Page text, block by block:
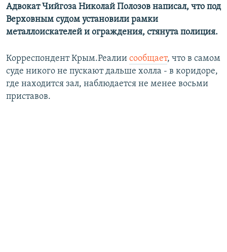
Адвокат Чийгоза Николай Полозов написал, что под
Верховным судом установили рамки
металлоискателей и ограждения, стянута полиция.
Корреспондент Крым.Реалии сообщает, что в самом
суде никого не пускают дальше холла - в коридоре,
где находится зал, наблюдается не менее восьми
приставов.​